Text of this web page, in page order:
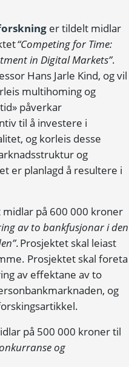
er tildelt midlar
“Competing for Time:
in Digital Markets”.
Hans Jarle Kind, og vil
multihoming og
påverkar
til å investere i
og korleis desse
og
er planlagd å resultere i
på 600 000 kroner
av to bankfusjonar i den
. Prosjektet skal leiast
Prosjektet skal foreta
av effektane av to
og
på 500 000 kroner til
og